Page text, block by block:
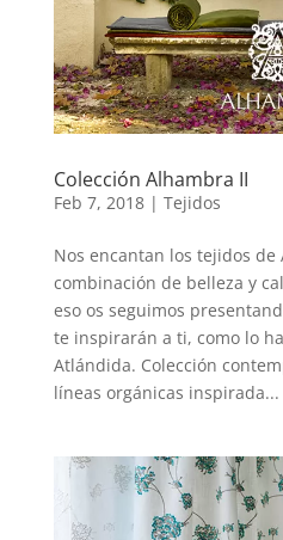
Colección Alhambra II
Feb 7, 2018| Tejidos
Nos encantan los tejidos de
combinación de belleza y
eso os seguimos
te inspirarán a ti, como lo
Atlándida. Colección
líneas orgánicas inspirada...